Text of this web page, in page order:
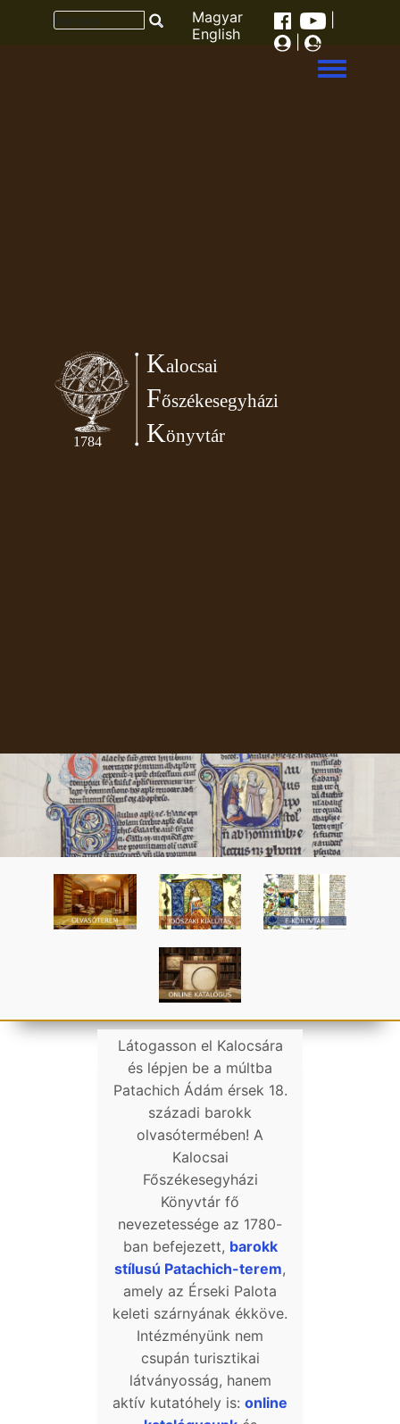
Magyar
English
Toggle
Látogasson el Kalocsára
és lépjen be a múltba
Patachich Ádám érsek 18.
századi barokk
olvasótermében! A
Kalocsai
Főszékesegyházi
Könyvtár fő
nevezetessége az 1780-
ban befejezett, barokk
stílusú Patachich-terem,
amely az Érseki Palota
keleti szárnyának ékköve.
Intézményünk nem
csupán turisztikai
látványosság, hanem
aktív kutatóhely is: online